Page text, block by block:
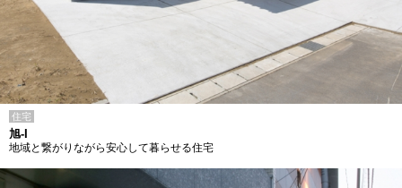
住宅
旭-I
地域と繋がりながら安心して暮らせる住宅